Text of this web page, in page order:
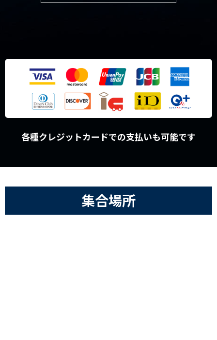
各種クレジットカードでの支払いも可能です
集合場所